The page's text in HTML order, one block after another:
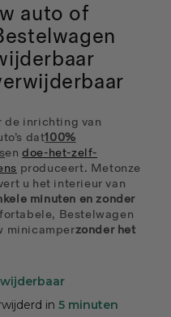
auto of
de inrichting van
dat100%
endoe-het-zelf-
produceert. Metonze
u het interieur van
minuten en zonder
Bestelwagen
minicamperzonder het
in 5 minuten